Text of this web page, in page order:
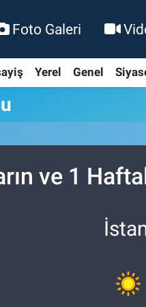
Foto Galeri
Yerel Genel
ve 1